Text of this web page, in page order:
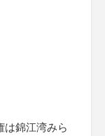
は錦江湾みら